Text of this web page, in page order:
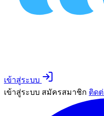
เข้าสู่ระบบ
เข้าสู่ระบบ สมัครสมาชิก ติดต่